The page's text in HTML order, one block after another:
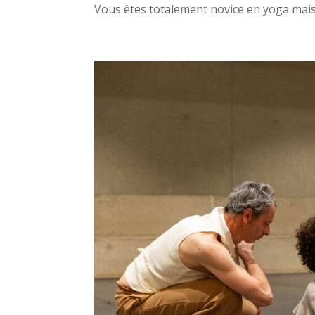
Vous êtes totalement novice en yoga